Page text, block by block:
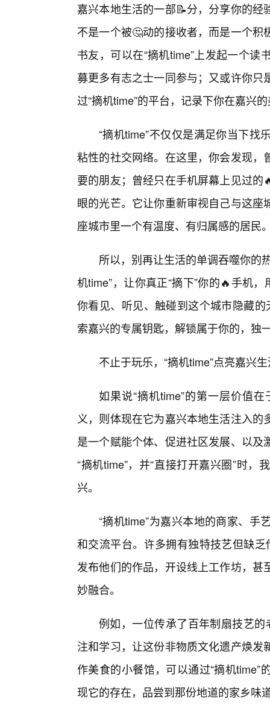
嘉兴本地生活的一部📝分，分享你的
不是一个被🤔动的接收者，而是一个
书友，可以在“摘机time”上发起一个
募更多有志之士一同参与；又或许你
过“摘机time”的平台，记录下你在嘉兴
“摘机time”不仅仅是满足你当下找
粘性的社交网络。在这里，你会发现
要的朋友；曾经只在手机屏幕上见过
眼的光芒。它让你重新审视自己与这
座城市里一个有温度、有归属感的居民
所以，别再让生活的单调吞噬你的
机time”，让你真正“摘下”你的🔥手机
你看见、听见、触碰到这个城市隐藏
索嘉兴的专属钥匙，解锁属于你的，独
不止于玩乐，“摘机time”点亮嘉兴
如果说“摘机time”的第一层价值
义，则体现在它为嘉兴本地生活注入
是一个赋能个体、促进社区发展、以
“摘机time”，并“直接打开嘉兴圈”时
兴。
“摘机time”为嘉兴本地的商家、手
和交流平台。许多拥有独特技艺但缺
发布他们的作品，开设线上工作坊，
妙融合。
例如，一位传承了百年制扇技艺的
注和学习，让这份非物质文化遗产焕
作美食的小餐馆，可以通过“摘机
现它的存在，品尝到那份地道的家乡味